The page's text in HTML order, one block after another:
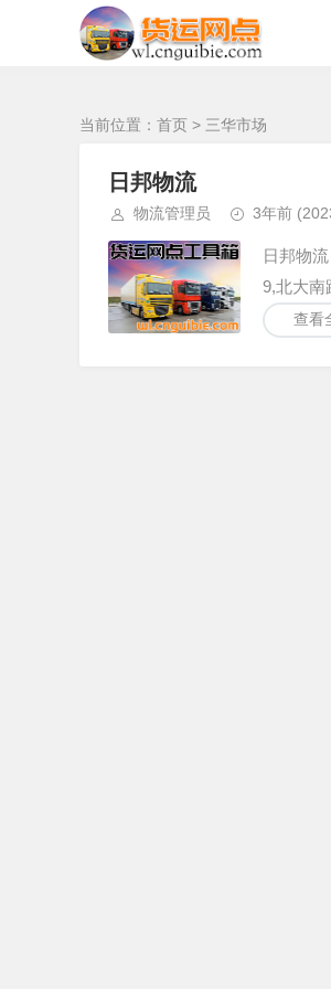
南宁发去 的物流
当前位置： 首页 > 三华市场
日邦物流
物流管理员 3年前
日邦物
9,北大南
查看